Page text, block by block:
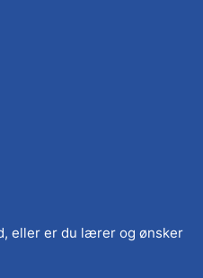
eller er du lærer og ønsker